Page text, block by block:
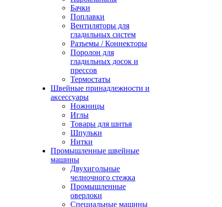
Бачки
Поплавки
Вентиляторы для
гладильных систем
Разъемы / Коннекторы
Поролон для
гладильных досок и
прессов
Термостаты
Швейные принадлежности и
аксессуары
Ножницы
Иглы
Товары для шитья
Шпульки
Нитки
Промышленные швейные
машины
Двухигольные
челночного стежка
Промышленные
оверлоки
Специальные машины